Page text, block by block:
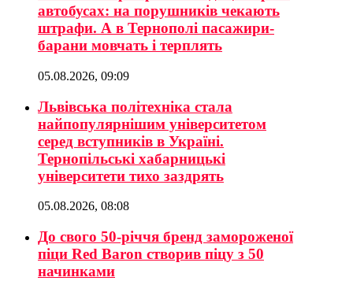
автобусах: на порушників чекають
штрафи. А в Тернополі пасажири-
барани мовчать і терплять
05.08.2026, 09:09
Львівська політехніка стала
найпопулярнішим університетом
серед вступників в Україні.
Тернопільські хабарницькі
університети тихо заздрять
05.08.2026, 08:08
До свого 50-річчя бренд замороженої
піци Red Baron створив піцу з 50
начинками